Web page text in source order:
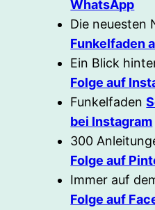
WhatsApp
Die neuesten
Funkelfaden
Ein Blick
Folge auf
Funkelfaden
bei Instagram
300
Folge auf
Immer auf
Folge auf